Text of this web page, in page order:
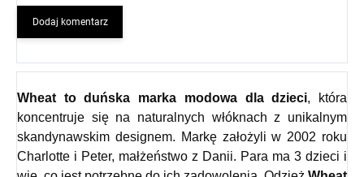
Dodaj komentarz
Wheat to duńska marka modowa dla dzieci, która
koncentruje się na naturalnych włóknach z unikalnym
skandynawskim designem. Markę założyli w 2002 roku
Charlotte i Peter, małżeństwo z Danii. Para ma 3 dzieci i